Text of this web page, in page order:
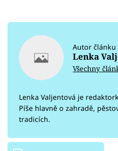
Autor článku
Lenka
Všechny
Lenka Valjentová je
Píše hlavně o zahradě,
tradicích.